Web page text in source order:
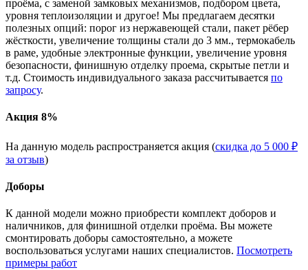
проёма, с заменой замковых механизмов, подбором цвета,
уровня теплоизоляции и другое! Мы предлагаем десятки
полезных опций: порог из нержавеющей стали, пакет рёбер
жёсткости, увеличение толщины стали до 3 мм., термокабель
в раме, удобные электронные функции, увеличение уровня
безопасности, финишную отделку проема, скрытые петли и
т.д. Стоимость индивидуального заказа рассчитывается по
запросу.
Акция 8%
На данную модель распространяется акция (скидка до 5 000 ₽
за отзыв)
Доборы
К данной модели можно приобрести комплект доборов и
наличников, для финишной отделки проёма. Вы можете
смонтировать доборы самостоятельно, а можете
воспользоваться услугами наших специалистов. Посмотреть
примеры работ